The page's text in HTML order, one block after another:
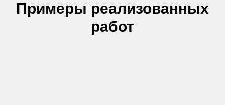
Примеры реализованных
работ